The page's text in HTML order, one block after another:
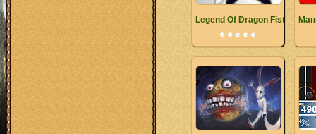
Legend Of Dragon Fist